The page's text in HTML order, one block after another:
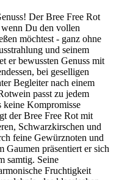
Der Bree Free Rot
Du den vollen
möchtest - ganz ohne
und seinem
er bewussten Genuss mit
bei geselligen
Begleiter nach einem
passt zu jedem
keine Kompromisse
der Bree Free Rot mit
Schwarzkirschen und
feine Gewürznoten und
präsentiert er sich
samtig. Seine
Fruchtigkeit